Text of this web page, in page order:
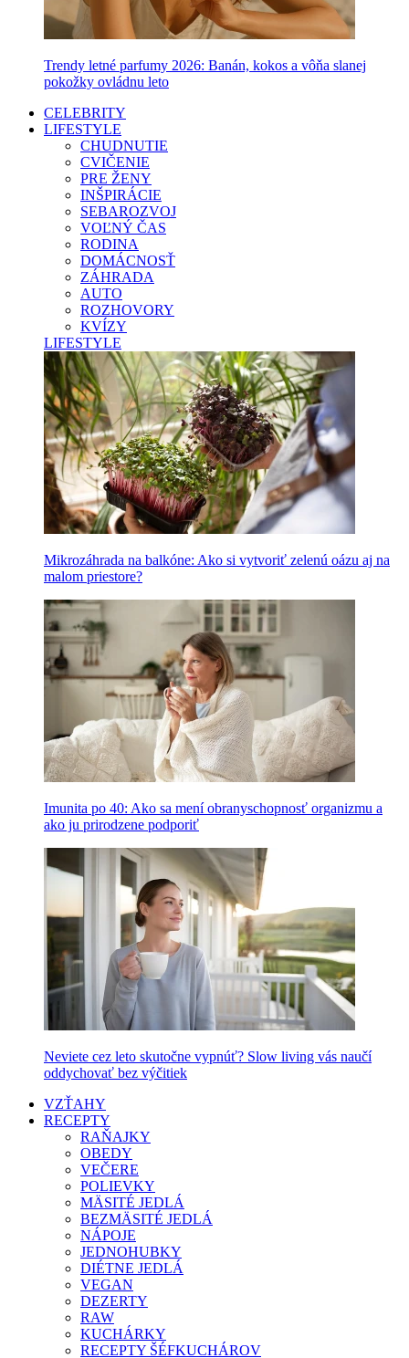
Trendy letné parfumy 2026: Banán, kokos a vôňa slanej
pokožky ovládnu leto
CELEBRITY
LIFESTYLE
CHUDNUTIE
CVIČENIE
PRE ŽENY
INŠPIRÁCIE
SEBAROZVOJ
VOĽNÝ ČAS
RODINA
DOMÁCNOSŤ
ZÁHRADA
AUTO
ROZHOVORY
KVÍZY
LIFESTYLE
Mikrozáhrada na balkóne: Ako si vytvoriť zelenú oázu aj na
malom priestore?
Imunita po 40: Ako sa mení obranyschopnosť organizmu a
ako ju prirodzene podporiť
Neviete cez leto skutočne vypnúť? Slow living vás naučí
oddychovať bez výčitiek
VZŤAHY
RECEPTY
RAŇAJKY
OBEDY
VEČERE
POLIEVKY
MÄSITÉ JEDLÁ
BEZMÄSITÉ JEDLÁ
NÁPOJE
JEDNOHUBKY
DIÉTNE JEDLÁ
VEGAN
DEZERTY
RAW
KUCHÁRKY
RECEPTY ŠÉFKUCHÁROV